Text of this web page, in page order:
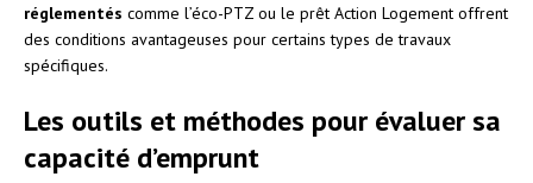
réglementés comme l’éco-PTZ ou le prêt Action Logement offrent
des conditions avantageuses pour certains types de travaux
spécifiques.
Les outils et méthodes pour évaluer sa
capacité d’emprunt